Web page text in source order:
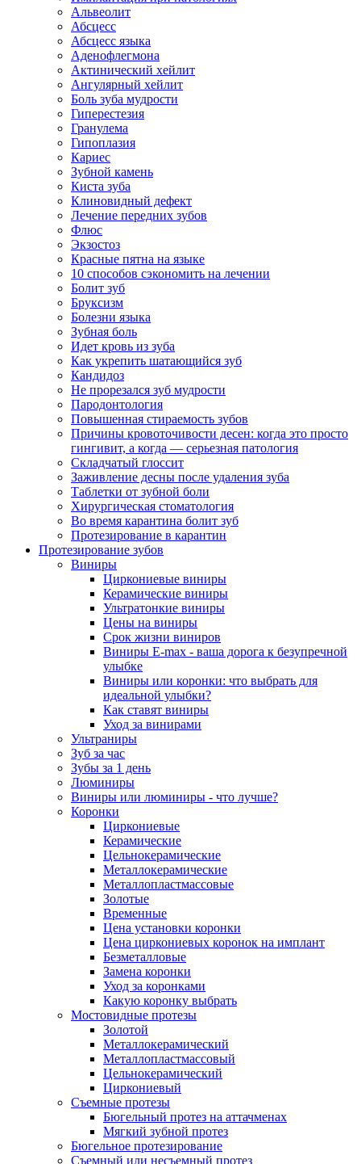
Альвеолит
Абсцесс
Абсцесс языка
Аденофлегмона
Актинический хейлит
Ангулярный хейлит
Боль зуба мудрости
Гиперестезия
Гранулема
Гипоплазия
Кариес
Зубной камень
Киста зуба
Клиновидный дефект
Лечение передних зубов
Флюс
Экзостоз
Красные пятна на языке
10 способов сэкономить на лечении
Болит зуб
Бруксизм
Болезни языка
Зубная боль
Идет кровь из зуба
Как укрепить шатающийся зуб
Кандидоз
Не прорезался зуб мудрости
Пародонтология
Повышенная стираемость зубов
Причины кровоточивости десен: когда это просто
гингивит, а когда — серьезная патология
Складчатый глоссит
Заживление десны после удаления зуба
Таблетки от зубной боли
Хирургическая стоматология
Во время карантина болит зуб
Протезирование в карантин
Протезирование зубов
Виниры
Циркониевые виниры
Керамические виниры
Ультратонкие виниры
Цены на виниры
Срок жизни виниров
Виниры E-max - ваша дорога к безупречной
улыбке
Виниры или коронки: что выбрать для
идеальной улыбки?
Как ставят виниры
Уход за винирами
Ультраниры
Зуб за час
Зубы за 1 день
Люминиры
Виниры или люминиры - что лучше?
Коронки
Циркониевые
Керамические
Цельнокерамические
Металлокерамические
Металлопластмассовые
Золотые
Временные
Цена установки коронки
Цена циркониевых коронок на имплант
Безметалловые
Замена коронки
Уход за коронками
Какую коронку выбрать
Мостовидные протезы
Золотой
Металлокерамический
Металлопластмассовый
Цельнокерамический
Циркониевый
Съемные протезы
Бюгельный протез на аттачменах
Мягкий зубной протез
Бюгельное протезирование
Съемный или несъемный протез